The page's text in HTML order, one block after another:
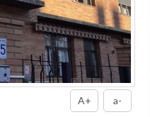
A+ a-